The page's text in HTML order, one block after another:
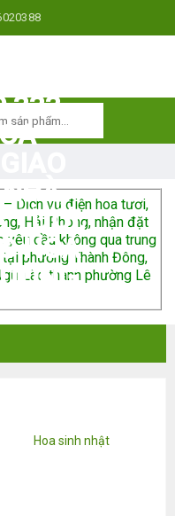
Dịch vụ điện hoa tươi,
Hải Phòng, nhận đặt
cầu không qua trung
phường Thành Đông,
Lão thành phường Lê
Hoa sinh nhật